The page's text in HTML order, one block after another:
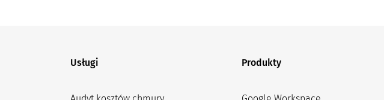
Usługi Produkty